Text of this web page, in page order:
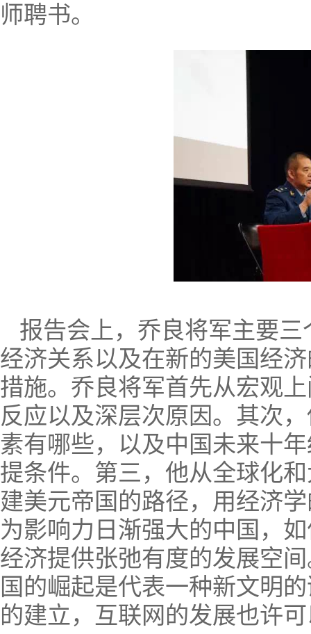
师聘书。
报告会上，乔良将军主要
经济关系以及在新的美国经
措施。乔良将军首先从宏观
反应以及深层次原因。其次
素有哪些，以及中国未来十
提条件。第三，他从全球化
建美元帝国的路径，用经济
为影响力日渐强大的中国，
经济提供张弛有度的发展空
国的崛起是代表一种新文明
的建立，互联网的发展也许